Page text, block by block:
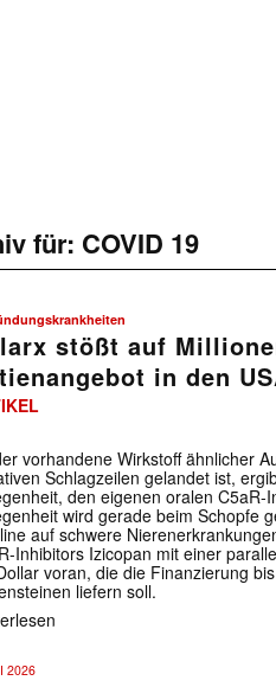
für: COVID 19
stößt auf
in den
vorhandene Wirkstoff ähnlicher
Schlagzeilen gelandet ist,
den eigenen oralen
wird gerade beim Schopfe
auf schwere
Inhibitors Izicopan mit einer
voran, die die Finanzierung
liefern soll.
2026